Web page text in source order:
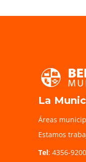
La
Áreas
Estamos
Tel: 4356-9200